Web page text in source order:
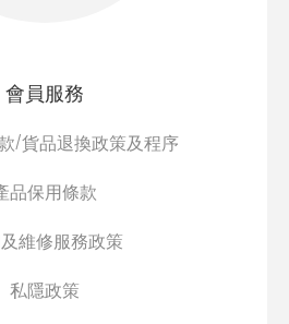
會員服務
/貨品退換政策及程序
品保用條款
維修服務政策
私隱政策